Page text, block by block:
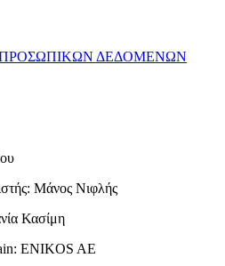
ΠΡΟΣΩΠΙΚΩΝ ΔΕΔΟΜΕΝΩΝ
Μάνος Νιφλής
Κασίμη
ENIKOS AE